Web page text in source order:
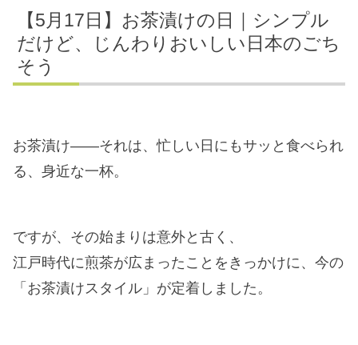
【5月17日】お茶漬けの日｜シンプル
だけど、じんわりおいしい日本のごち
そう
お茶漬け——それは、忙しい日にもサッと食べられ
る、身近な一杯。
ですが、その始まりは意外と古く、
江戸時代に煎茶が広まったことをきっかけに、今の
「お茶漬けスタイル」が定着しました。